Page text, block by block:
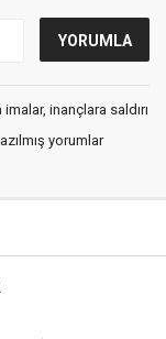
inançlara saldırı
yorumlar